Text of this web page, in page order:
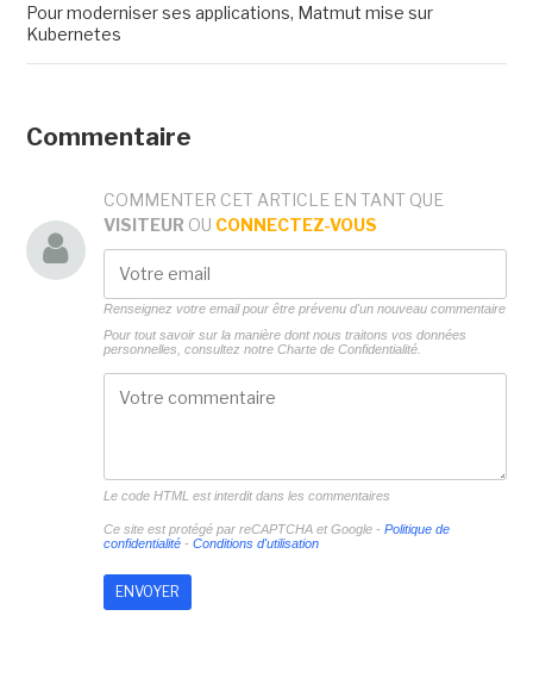
Pour moderniser ses applications, Matmut mise sur
Kubernetes
Commentaire
COMMENTER CET ARTICLE EN TANT QUE
VISITEUR OU CONNECTEZ-VOUS
Renseignez votre email pour être prévenu d'un nouveau commentaire
Pour tout savoir sur la manière dont nous traitons vos données
personnelles, consultez notre Charte de Confidentialité.
Le code HTML est interdit dans les commentaires
Ce site est protégé par reCAPTCHA et Google - Politique de
confidentialité- Conditions d'utilisation